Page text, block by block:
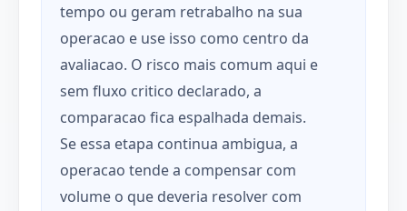
tempo ou geram retrabalho na sua
operacao e use isso como centro da
avaliacao. O risco mais comum aqui e
sem fluxo critico declarado, a
comparacao fica espalhada demais.
Se essa etapa continua ambigua, a
operacao tende a compensar com
volume o que deveria resolver com